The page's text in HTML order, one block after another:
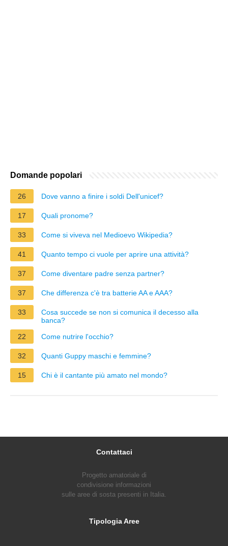
Domande popolari
26 Dove vanno a finire i soldi Dell'unicef?
17 Quali pronome?
33 Come si viveva nel Medioevo Wikipedia?
41 Quanto tempo ci vuole per aprire una attività?
37 Come diventare padre senza partner?
37 Che differenza c'è tra batterie AA e AAA?
33
Cosa succede se non si comunica il decesso alla
banca?
22
Come nutrire l'occhio?
32 Quanti Guppy maschi e femmine?
15 Chi è il cantante più amato nel mondo?
Contattaci
Progetto amatoriale di
condivisione informazioni
sulle aree di sosta presenti in Italia.
Tipologia Aree